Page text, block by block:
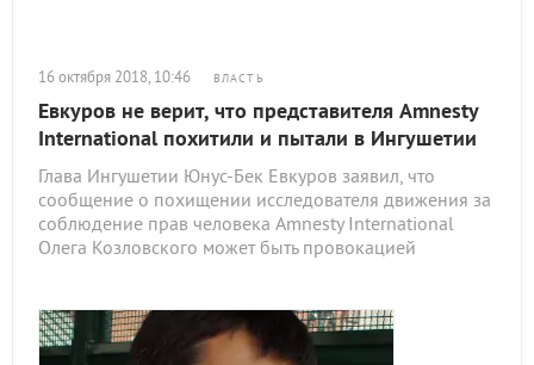
16 октября 2018, 10:46 ВЛАСТЬ
Евкуров не верит, что представителя Amnesty
International похитили и пытали в Ингушетии
Глава Ингушетии Юнус-Бек Евкуров заявил, что
сообщение о похищении исследователя движения за
соблюдение прав человека Amnesty International
Олега Козловского может быть провокацией